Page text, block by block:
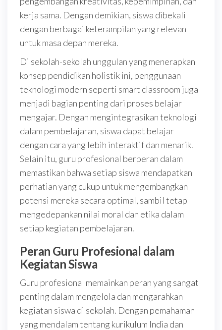
kerja sama. Dengan demikian, siswa dibekali
dengan berbagai keterampilan yang relevan
untuk masa depan mereka.
Di sekolah-sekolah unggulan yang menerapkan
konsep pendidikan holistik ini, penggunaan
teknologi modern seperti smart classroom juga
menjadi bagian penting dari proses belajar
mengajar. Dengan mengintegrasikan teknologi
dalam pembelajaran, siswa dapat belajar
dengan cara yang lebih interaktif dan menarik.
Selain itu, guru profesional berperan dalam
memastikan bahwa setiap siswa mendapatkan
perhatian yang cukup untuk mengembangkan
potensi mereka secara optimal, sambil tetap
mengedepankan nilai moral dan etika dalam
setiap kegiatan pembelajaran.
Peran Guru Profesional dalam
Kegiatan Siswa
Guru profesional memainkan peran yang sangat
penting dalam mengelola dan mengarahkan
kegiatan siswa di sekolah. Dengan pemahaman
yang mendalam tentang kurikulum India dan